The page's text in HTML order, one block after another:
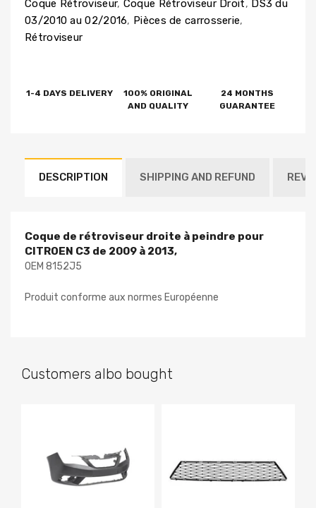
Coque Rétroviseur, Coque Rétroviseur Droit, DS3 du
03/2010 au 02/2016, Pièces de carrosserie,
Rétroviseur
1-4 DAYS DELIVERY
100% ORIGINAL
AND QUALITY
24 MONTHS
GUARANTEE
DESCRIPTION SHIPPING AND REFUND
Coque de rétroviseur droite à peindre pour
CITROEN C3 de 2009 à 2013,
OEM 8152J5
Produit conforme aux normes Européenne
Customers albo bought